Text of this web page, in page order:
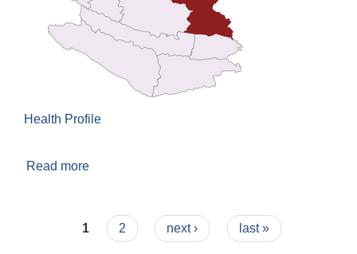
Health Profile
Read more
Pages
1 2 next › last »